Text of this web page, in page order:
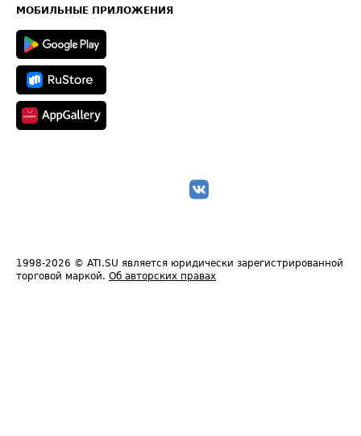
Техническая информация
МОБИЛЬНЫЕ ПРИЛОЖЕНИЯ
1998-2026 © ATI.SU является юридически зарегистрированной
торговой маркой. Об авторских правах